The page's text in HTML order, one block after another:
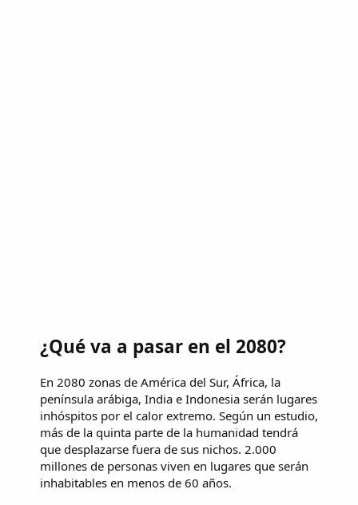
¿Qué va a pasar en el 2080?
En 2080 zonas de América del Sur, África, la
península arábiga, India e Indonesia serán lugares
inhóspitos por el calor extremo. Según un estudio,
más de la quinta parte de la humanidad tendrá
que desplazarse fuera de sus nichos. 2.000
millones de personas viven en lugares que serán
inhabitables en menos de 60 años.